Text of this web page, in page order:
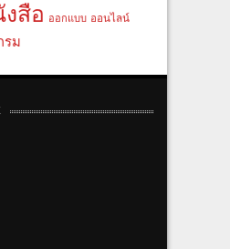
สือ ออกแบบ ออนไลน์
รม